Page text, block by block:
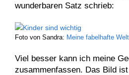
wunderbaren Satz schrieb:
Foto von Sandra: Meine fabelhafte Welt
Viel besser kann ich meine
zusammenfassen. Das Bild